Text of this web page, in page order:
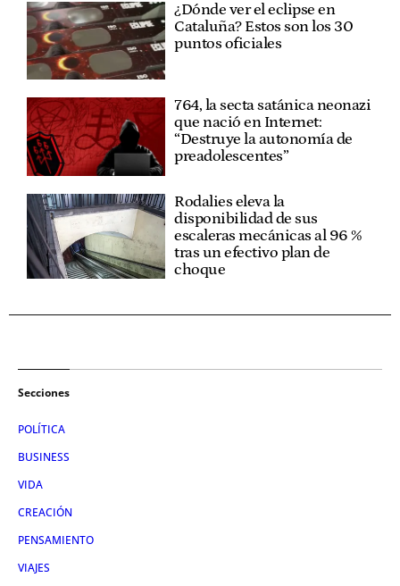
¿Dónde ver el eclipse en
Cataluña? Estos son los 30
puntos oficiales
764, la secta satánica neonazi
que nació en Internet:
“Destruye la autonomía de
preadolescentes”
Rodalies eleva la
disponibilidad de sus
escaleras mecánicas al 96 %
tras un efectivo plan de
choque
Secciones
POLÍTICA
BUSINESS
VIDA
CREACIÓN
PENSAMIENTO
VIAJES